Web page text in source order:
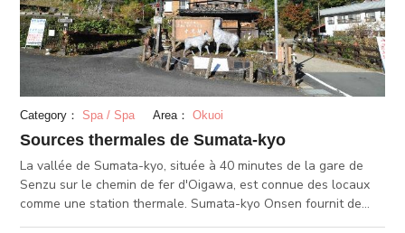
Category： Spa / Spa Area： Okuoi
Sources thermales de Sumata-kyo
La vallée de Sumata-kyo, située à 40 minutes de la gare de
Senzu sur le chemin de fer d'Oigawa, est connue des locaux
comme une station thermale. Sumata-kyo Onsen fournit de
l'eau chaude jaillissant de la base des Alpes du Nord